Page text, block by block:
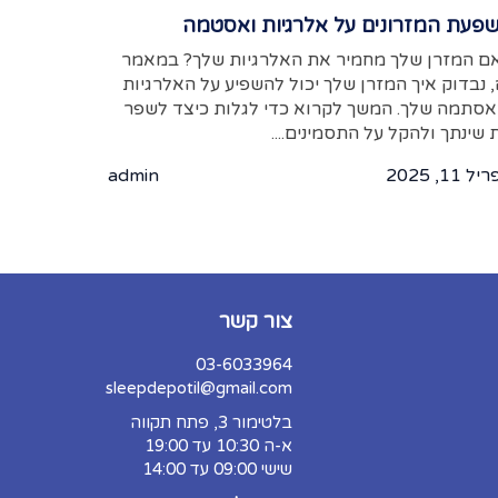
המזרונים על אלרגיות ואסטמה
המזרן שלך מחמיר את האלרגיות שלך? במאמר
נבדוק איך המזרן שלך יכול להשפיע על האלרגיות
שלך. המשך לקרוא כדי לגלות כיצד לשפר
שינתך ולהקל על התסמינים....
11, 2025
admin
צור קשר
03-6033964
sleepdepotil@gmail.com
בלטימור 3, פתח תקווה
א-ה 10:30 עד 19:00
שישי 09:00 עד 14:00